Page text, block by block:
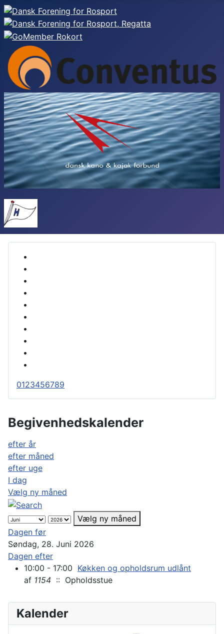
0123456789
Begivenhedskalender
efter år
efter måned
efter uge
I dag
Vælg ny måned
Vælg ny måned
Dagen før
Søndag, 28. Juni 2026
Dagen efter
10:00 - 17:00 Køkken og opholdsrum udlånt
af 1154 :: Opholdsstue
Kalender